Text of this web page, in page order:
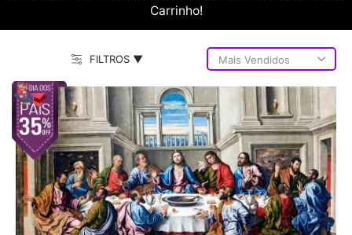
Carrinho!
FILTROS ▼